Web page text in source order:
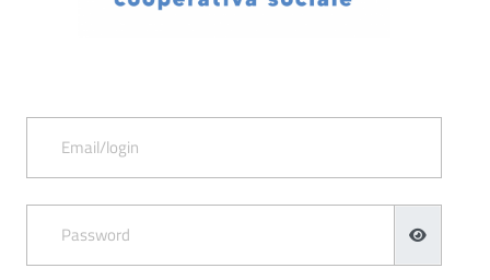
Email/login
Password